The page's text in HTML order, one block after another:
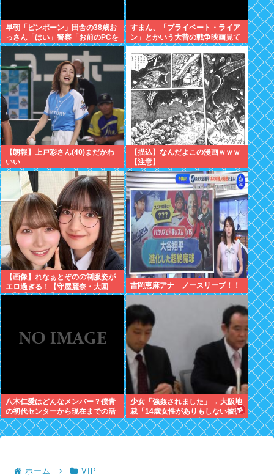
早朝「ピンポーン」田舎の38歳お
っさん「はい」警察「お前のPCを
調べる」全米行方不明・被児童搾
取センターからの通報により児
ホ゜画像を発見、逮捕
すまん、「プライベート・ライア
ン」とかいう大昔の戦争映画見て
みたら最初の30分で地獄なんだ
が…これずっと続く感じ？
【朗報】上戸彩さん(40)まだかわ
いい
【描込】なんだよこの漫画ｗｗｗ
【注意】
【画像】れなぁとぞのの制服姿が
エロ過ぎる！【守屋麗奈・大園
玲】【櫻坂46】
吉岡恵麻アナ ノースリーブ！！
八木仁愛はどんなメンバー？僕青
の初代センターから現在までの活
動を紹介
少女「強姦されました」→ 大阪地
裁「14歳女性がありもしない被害
をでっちあげるとは考えにくい」
→懲役12年→元少女「嘘でした
ホーム VIP